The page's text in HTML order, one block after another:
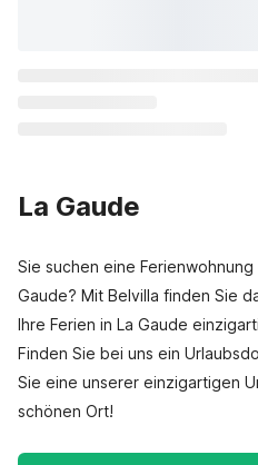
La Gaude
Sie suchen eine
Gaude? Mit Belvilla finden Sie
Ihre Ferien in La Gaude
Finden Sie bei uns ein
Sie eine unserer einzigartigen
schönen Ort!